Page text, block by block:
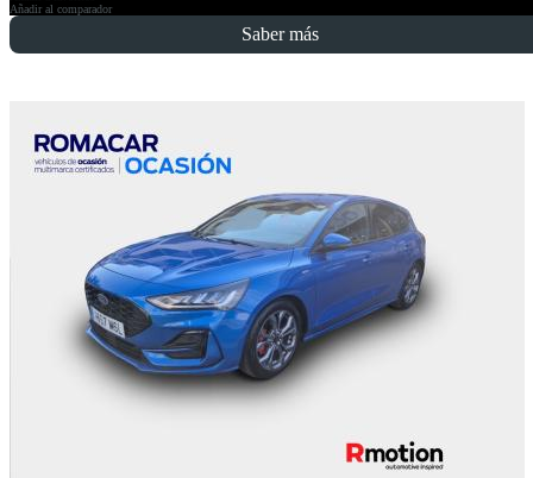
Añadir al comparador
Saber más